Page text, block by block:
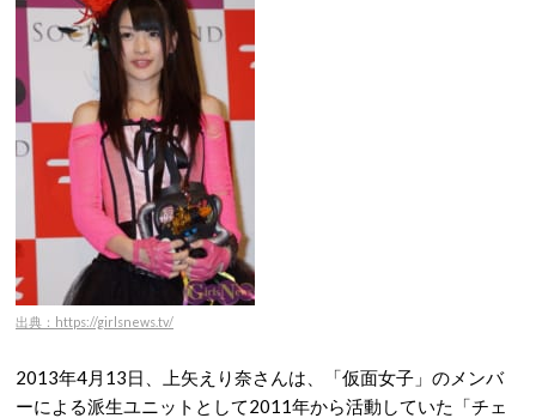
出典：https://girlsnews.tv/
2013年4月13日、上矢えり奈さんは、「仮面女子」のメンバ
ーによる派生ユニットとして2011年から活動していた「チェ